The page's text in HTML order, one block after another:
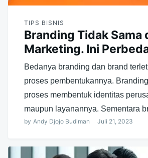
TIPS BISNIS
Branding Tidak Sama
Marketing. Ini
Bedanya branding dan brand
proses pembentukannya.
proses membentuk identitas
maupun layanannya. Sementara
by Andy Djojo Budiman Juli 21, 2023